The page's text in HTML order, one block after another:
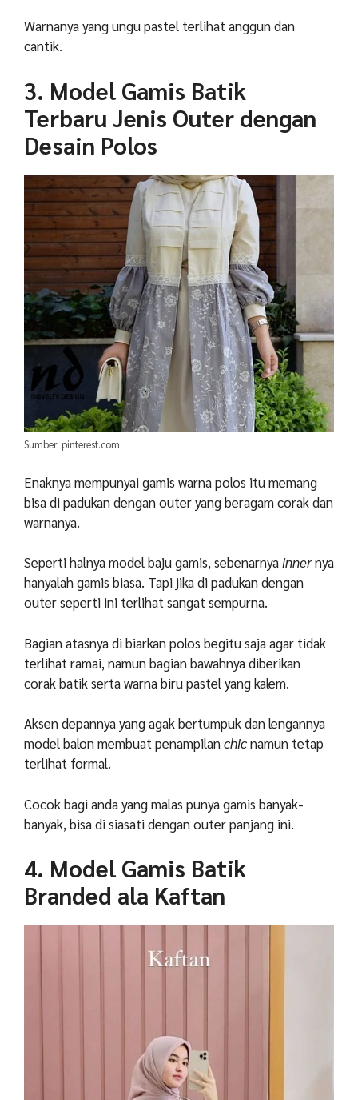
Warnanya yang ungu pastel terlihat anggun dan
cantik.
3. Model Gamis Batik
Terbaru Jenis Outer dengan
Desain Polos
Sumber: pinterest.com
Enaknya mempunyai gamis warna polos itu memang
bisa di padukan dengan outer yang beragam corak dan
warnanya.
Seperti halnya model baju gamis, sebenarnyainnernya
hanyalah gamis biasa. Tapi jika di padukan dengan
outer seperti ini terlihat sangat sempurna.
Bagian atasnya di biarkan polos begitu saja agar tidak
terlihat ramai, namun bagian bawahnya diberikan
corak batik serta warna biru pastel yang kalem.
Aksen depannya yang agak bertumpuk dan lengannya
model balon membuat penampilanchicnamun tetap
terlihat formal.
Cocok bagi anda yang malas punya gamis banyak-
banyak, bisa di siasati dengan outer panjang ini.
4. Model Gamis Batik
Branded ala Kaftan